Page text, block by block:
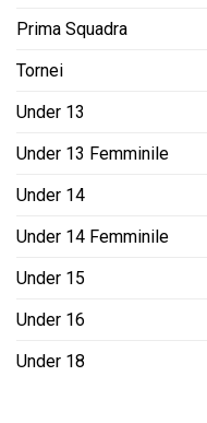
Prima Squadra
Tornei
Under 13
Under 13 Femminile
Under 14
Under 14 Femminile
Under 15
Under 16
Under 18